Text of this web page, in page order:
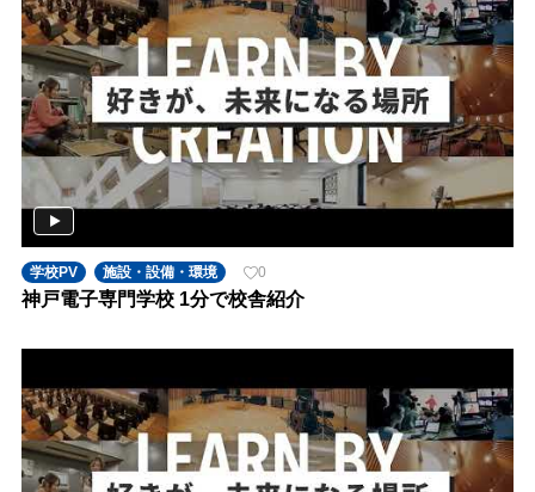
学校PV 施設・設備・環境 0
神戸電子専門学校 1分で校舎紹介